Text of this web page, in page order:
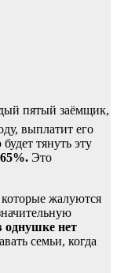
пятый заёмщик,
выплатит его
тянуть эту
65%. Это
жалуются
однушке нет
семьи, когда